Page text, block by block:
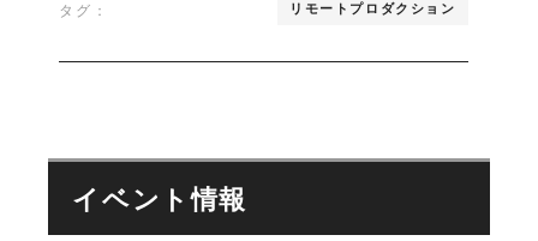
タグ： リモートプロダクション
イベント情報